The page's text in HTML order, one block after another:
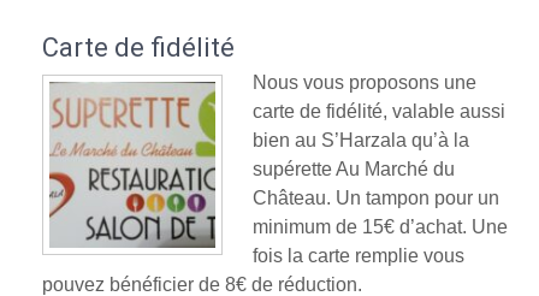
Carte de fidélité
Nous vous proposons une
carte de fidélité, valable aussi
bien au S’Harzala qu’à la
supérette Au Marché du
Château. Un tampon pour un
minimum de 15€ d’achat. Une
fois la carte remplie vous
pouvez bénéficier de 8€ de réduction.